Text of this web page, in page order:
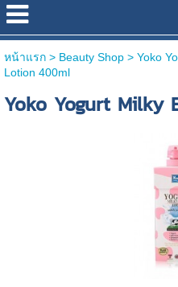
หน้าแรก> Beauty Shop > Yoko
Lotion 400ml
Yoko Yogurt